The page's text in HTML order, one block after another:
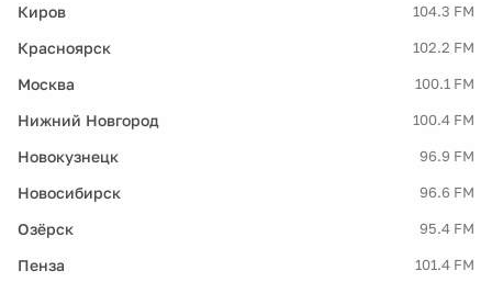
Киров 104.3 FM
Красноярск 102.2 FM
Москва 100.1 FM
Нижний Новгород 100.4 FM
Новокузнецк 96.9 FM
Новосибирск 96.6 FM
Озёрск 95.4 FM
Пенза 101.4 FM